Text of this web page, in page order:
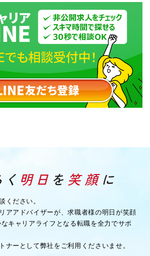
ください。
アアドバイザーが、求職者様の明日が笑顔
キャリアライフとなる転職を全力でサポ
ナーとして弊社をご利用くださいませ。